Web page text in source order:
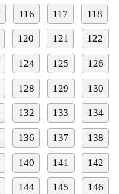
116 117 118
120 121 122
124 125 126
128 129 130
132 133 134
136 137 138
140 141 142
144 145 146